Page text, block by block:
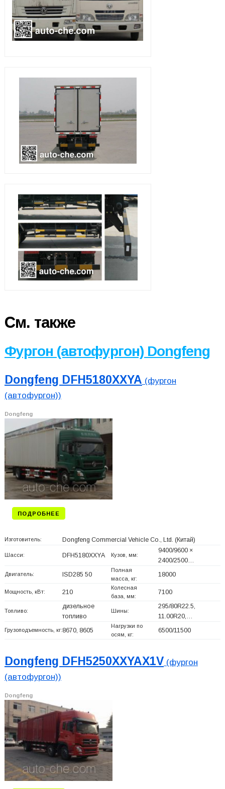
См. также
Фургон (автофургон) Dongfeng
Dongfeng DFH5180XXYA (фургон
(автофургон))
Dongfeng
ПОДРОБНЕЕ
Изготовитель: Dongfeng Commercial Vehicle Co., Ltd. (Китай)
Шасси: DFH5180XXYA Кузов, мм:
9400/9600 ×
2400/2500…
Двигатель: ISD285 50
Полная
масса, кг:
18000
Мощность, кВт: 210
Колесная
база, мм:
7100
Топливо:
дизельное
топливо
Шины:
295/80R22.5,
11.00R20,…
Грузоподъемность, кг:8670, 8605
Нагрузки по
осям, кг:
6500/11500
Dongfeng DFH5250XXYAX1V (фургон
(автофургон))
Dongfeng